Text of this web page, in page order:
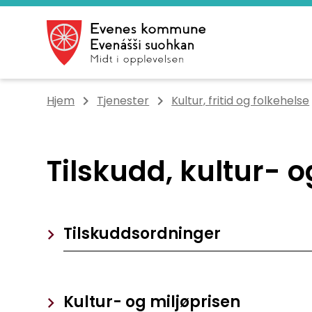
Evenes kommune
Du er her:
Hjem Tjenester Kultur, fritid og folkehelse
Tilskudd, kultur-
Tilskuddsordninger
Kultur- og miljøprisen